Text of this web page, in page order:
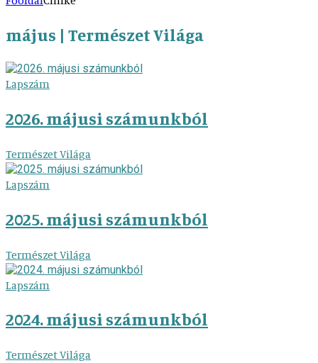
május | Természet Világa
Lapszám
2026. májusi számunkból
Természet Világa
Lapszám
2025. májusi számunkból
Természet Világa
Lapszám
2024. májusi számunkból
Természet Világa